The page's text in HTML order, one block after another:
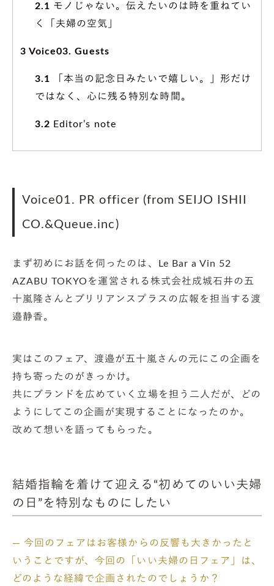
2.1 モノじゃない。伝えたいのは時を重ねてい
く「夫婦の空気」
3 Voice03. Guests
3.1 「本当の記念日みたいで嬉しい。」形だけ
ではなく、心に残る特別な時間。
3.2 Editor’s note
Voice01. PR officer (from SEIJO ISHII
CO.&Queue.inc)
まず初めにお話を伺ったのは、Le Bar a Vin 52
AZABU TOKYOを運営される株式会社成城石井の五
十嵐隆さんとブリリアンスプラスの広報を担当する渡
邉静香。
実はこのフェア、渡邉が五十嵐さんの元にこの企画を
持ち寄ったのがきっかけ。
共にブランドを広めていく立場を担う二人だが、どの
ようにしてこの企画が実現することになったのか。
改めて想いを語ってもらった。
結婚指輪を着けて迎える“初めてのいい夫婦
の日”を特別なものにしたい
— 今回のフェアはお客様からの反響も大きかったと
いうことですが、今回の「いい夫婦の日フェア」は、
どのような経緯で企画されたのでしょうか？